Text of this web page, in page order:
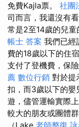
免費Kajla票。 社團
司而言，我還沒有
常是2至14歲的兒童
帳士 答案 我們已經
費的18歲以下的住
支付了登機費，保
薦 數位行銷 對於提
扣，而3歲以下的嬰
遊，儘管運輸實際
較大的朋友或團體群
（Lake 老師整復